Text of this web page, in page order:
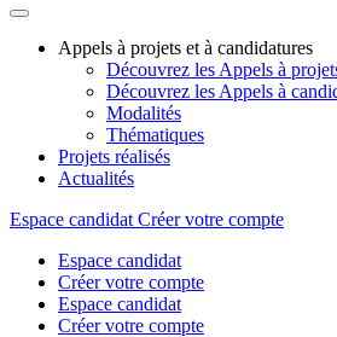
Appels à projets et à candidatures
Découvrez les Appels à
Découvrez les Appels à
Modalités
Thématiques
Projets réalisés
Actualités
Espace candidat Créer votre compte
Espace candidat
Créer votre compte
Espace candidat
Créer votre compte